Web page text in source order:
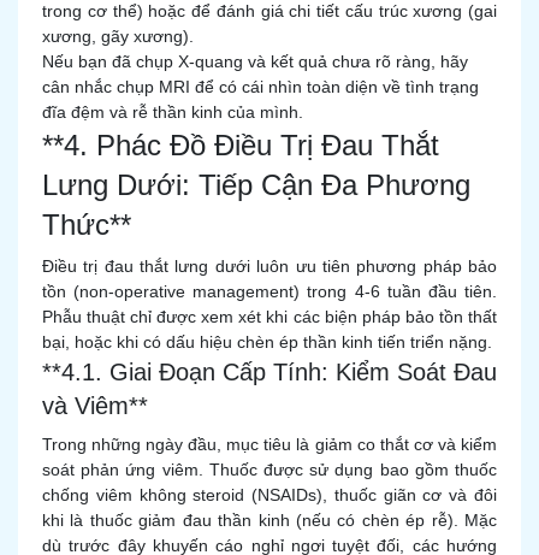
trong cơ thể) hoặc để đánh giá chi tiết cấu trúc xương (gai
xương, gãy xương).
Nếu bạn đã chụp X-quang và kết quả chưa rõ ràng, hãy
cân nhắc chụp MRI để có cái nhìn toàn diện về tình trạng
đĩa đệm và rễ thần kinh của mình.
**4. Phác Đồ Điều Trị Đau Thắt
Lưng Dưới: Tiếp Cận Đa Phương
Thức**
Điều trị đau thắt lưng dưới luôn ưu tiên phương pháp bảo
tồn (non-operative management) trong 4-6 tuần đầu tiên.
Phẫu thuật chỉ được xem xét khi các biện pháp bảo tồn thất
bại, hoặc khi có dấu hiệu chèn ép thần kinh tiến triển nặng.
**4.1. Giai Đoạn Cấp Tính: Kiểm Soát Đau
và Viêm**
Trong những ngày đầu, mục tiêu là giảm co thắt cơ và kiểm
soát phản ứng viêm. Thuốc được sử dụng bao gồm thuốc
chống viêm không steroid (NSAIDs), thuốc giãn cơ và đôi
khi là thuốc giảm đau thần kinh (nếu có chèn ép rễ). Mặc
dù trước đây khuyến cáo nghỉ ngơi tuyệt đối, các hướng